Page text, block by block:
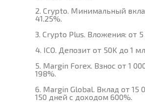
Crypto. Минимальный
41.25%.
Crypto Plus. Вложения: от
ICO. Депозит от 50K до 1
Margin Forex. Взнос от 1
198%.
Margin Global. Вклад от 15
150 дней с доходом 600%.